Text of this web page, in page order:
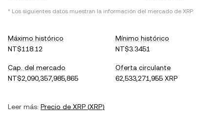
* Los siguientes datos muestran la información del mercado de XRP.
Máximo histórico
NT$118.12
Mínimo histórico
NT$3.3451
Cap. del mercado
NT$2,090,357,985,865
Oferta circulante
62,533,271,955 XRP
Leer más: Precio de XRP (XRP)